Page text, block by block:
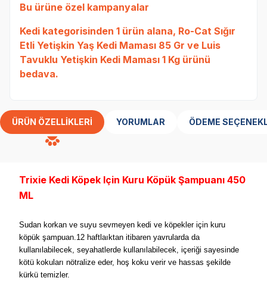
Bu ürüne özel kampanyalar
Kedi kategorisinden 1 ürün alana, Ro-Cat Sığır
Etli Yetişkin Yaş Kedi Maması 85 Gr ve Luis
Tavuklu Yetişkin Kedi Maması 1 Kg ürünü
bedava.
ÜRÜN ÖZELLIKLERI YORUMLAR ÖDEME
Trixie Kedi Köpek Için Kuru Köpük Şampuanı 450
ML
Sudan korkan ve suyu sevmeyen kedi ve köpekler için kuru
köpük şampuan.12 haftlaıktan itibaren yavrularda da
kullanılabilecek, seyahatlerde kullanılabilecek, içeriği sayesinde
kötü kokuları nötralize eder, hoş koku verir ve hassas şekilde
kürkü temizler.